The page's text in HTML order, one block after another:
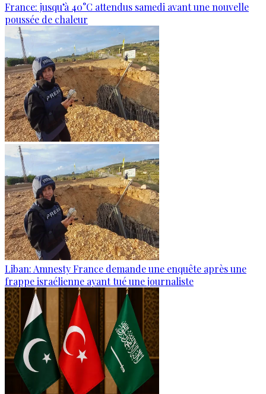
France: jusqu’à 40°C attendus samedi avant une nouvelle
poussée de chaleur
Liban: Amnesty France demande une enquête après une
frappe israélienne ayant tué une journaliste